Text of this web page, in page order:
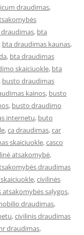
draudimas,
, bta
, bta draudimas kaunas,
, bta draudimas
skaiciuokle, bta
, busto draudimas
kainos, busto
, busto draudimo
internetu, buto
,ca draudimas,car
skaiciuokle,casco
atsakomybė,
draudimas
,civilinės
atsakomybės sąlygos,
draudimas,
,civilinis draudimas
draudimas,